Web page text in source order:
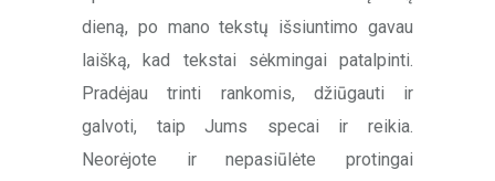
dieną, po mano tekstų išsiuntimo gavau
laišką, kad tekstai sėkmingai patalpinti.
Pradėjau trinti rankomis, džiūgauti ir
galvoti, taip Jums specai ir reikia.
Neorėjote ir nepasiūlėte protingai